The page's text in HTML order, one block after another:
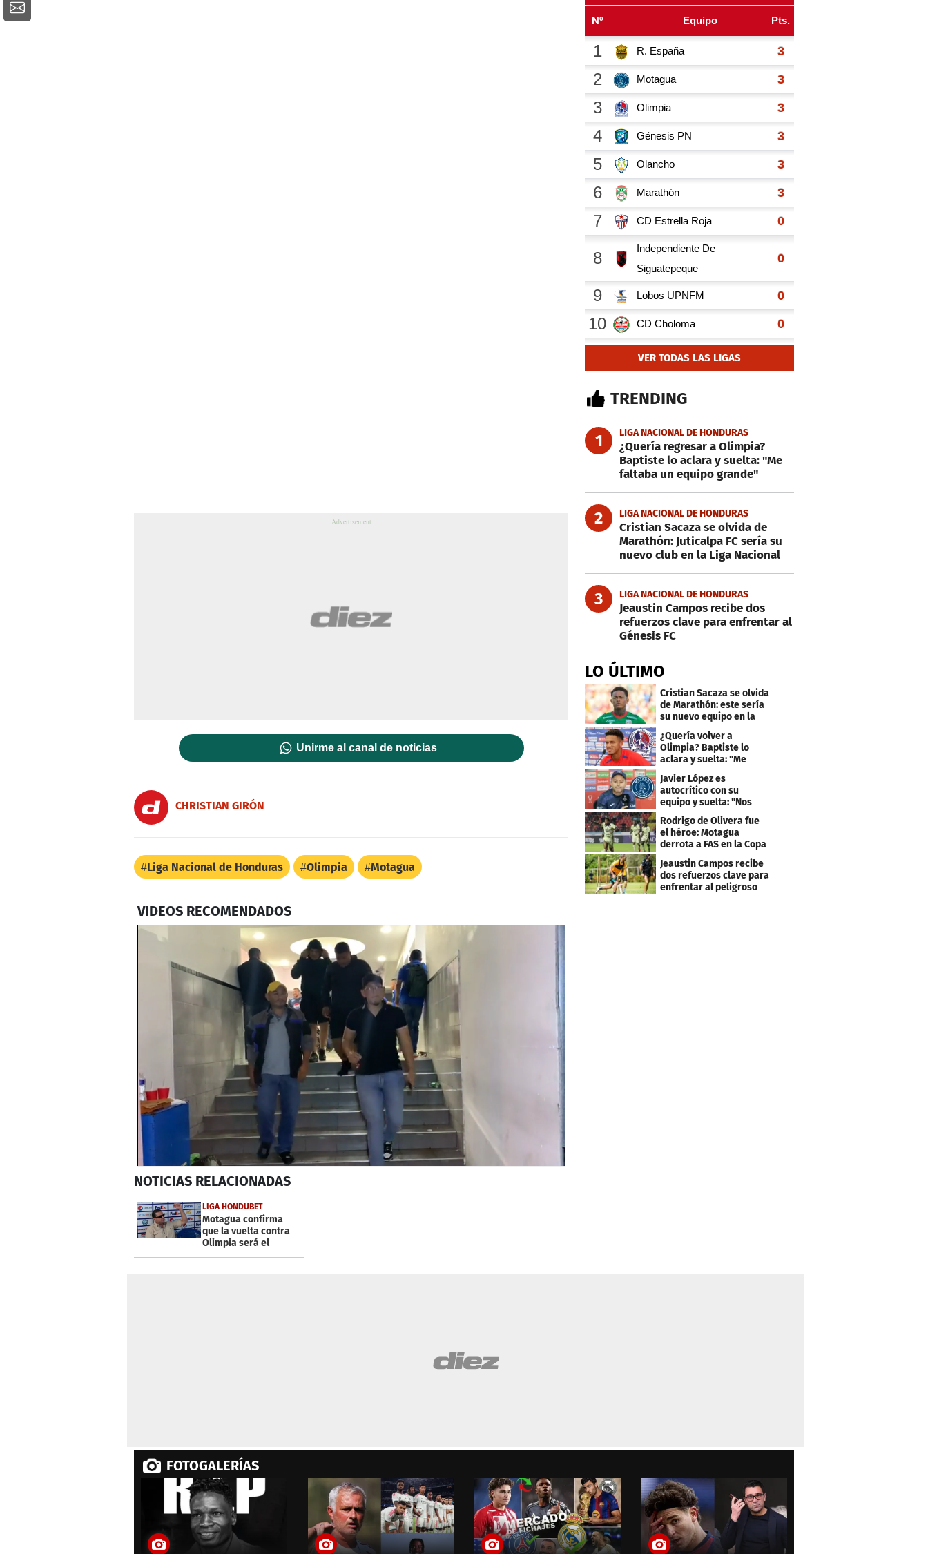
Unirme al canal de noticias
CHRISTIAN GIRÓN
Liga Nacional de Honduras Olimpia Motagua
VIDEOS RECOMENDADOS
seconds
15
minutes,
30
secondsVolume
NOTICIAS RELACIONADAS
LIGA HONDUBET
Motagua confirma
que la vuelta contra
Olimpia será el
sábado a las 7:00 PM
VER TODAS LAS LIGAS
TRENDING
1 LIGA NACIONAL DE HONDURAS
¿Quería regresar a Olimpia?
Baptiste lo aclara y suelta: "Me
faltaba un equipo grande"
2 LIGA NACIONAL DE HONDURAS
Cristian Sacaza se olvida de
Marathón: Juticalpa FC sería su
nuevo club en la Liga Nacional
3 LIGA NACIONAL DE HONDURAS
Jeaustin Campos recibe dos
refuerzos clave para enfrentar al
Génesis FC
LO ÚLTIMO
Cristian Sacaza se olvida
de Marathón: este sería
su nuevo equipo en la
Liga Nacional
¿Quería volver a
Olimpia? Baptiste lo
aclara y suelta: "Me
faltaba un equipo
grande"
Javier López es
autocrítico con su
equipo y suelta: "Nos
costó muchísimo..."
Rodrigo de Olivera fue
el héroe: Motagua
derrota a FAS en la Copa
Centroamericana
Jeaustin Campos recibe
dos refuerzos clave para
enfrentar al peligroso
FOTOGALERÍAS